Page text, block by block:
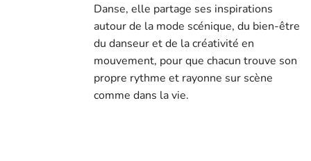
Danse, elle partage ses inspirations
autour de la mode scénique, du bien-être
du danseur et de la créativité en
mouvement, pour que chacun trouve son
propre rythme et rayonne sur scène
comme dans la vie.